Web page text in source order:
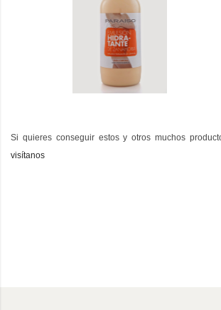
Si quieres conseguir estos y otros muchos
visítanos